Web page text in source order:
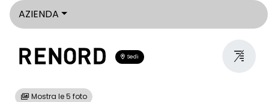
AZIENDA
Sedi
Mostra le 5 foto